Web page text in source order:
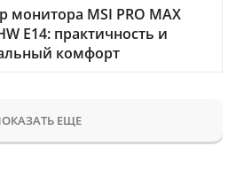
монитора MSI PRO MAX
E14: практичность и
комфорт
ЕЩЕ